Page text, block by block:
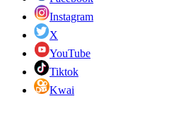
Instagram
X
YouTube
Tiktok
Kwai